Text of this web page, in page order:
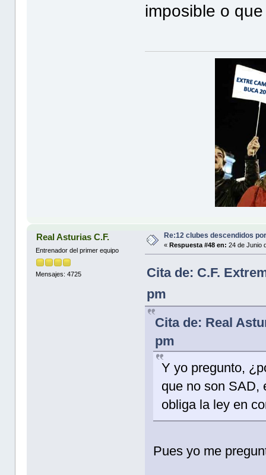
imposible o
Real Asturias C.F.
Entrenador del primer equipo
Mensajes: 4725
Re:12 clubes descendidos
«Respuesta #48 en: 24 de Junio
Cita de: C.F.
pm
Cita de: Real
pm
Y yo pregunto,
que no son SAD,
obliga la ley en
Pues yo me